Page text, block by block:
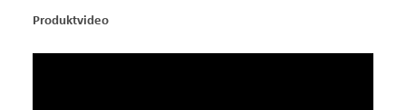
Produktvideo